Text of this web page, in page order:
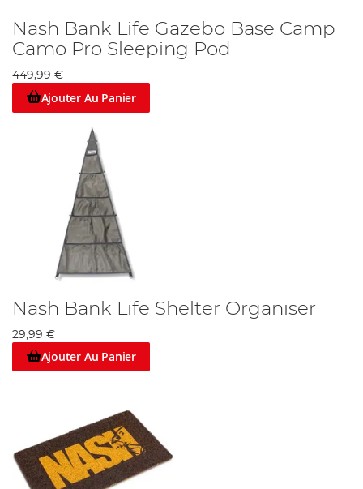
Nash Bank Life Gazebo Base Camp
Camo Pro Sleeping Pod
449,99 €
Ajouter Au Panier
Nash Bank Life Shelter Organiser
29,99 €
Ajouter Au Panier